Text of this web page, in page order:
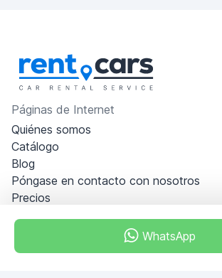
WhatsApp
Páginas de Internet
Quiénes somos
Catálogo
Blog
Póngase en contacto con nosotros
Precios
PREGUNTAS FRECUENTES
Hágase socio